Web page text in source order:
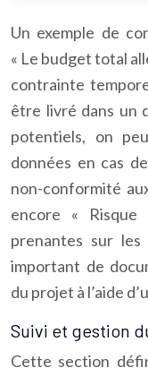
Un exemple de
« Le budget total
contrainte
être livré dans un
potentiels, on
données en cas
non-conformité
encore «
prenantes sur
important de
du projet à l’aide
Suivi et gestion
Cette section